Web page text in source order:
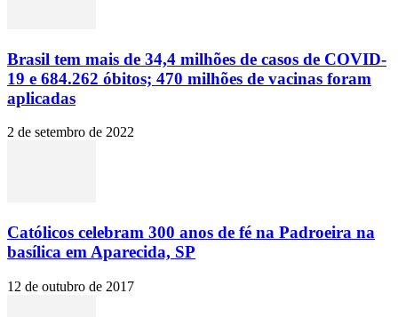
Brasil tem mais de 34,4 milhões de casos de COVID-
19 e 684.262 óbitos; 470 milhões de vacinas foram
aplicadas
2 de setembro de 2022
Católicos celebram 300 anos de fé na Padroeira na
basílica em Aparecida, SP
12 de outubro de 2017